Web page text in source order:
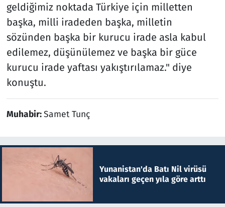
geldiğimiz noktada Türkiye için milletten
başka, milli iradeden başka, milletin
sözünden başka bir kurucu irade asla kabul
edilemez, düşünülemez ve başka bir güce
kurucu irade yaftası yakıştırılamaz." diye
konuştu.
Muhabir:Samet Tunç
Yunanistan'da Batı Nil virüsü
vakaları geçen yıla göre arttı